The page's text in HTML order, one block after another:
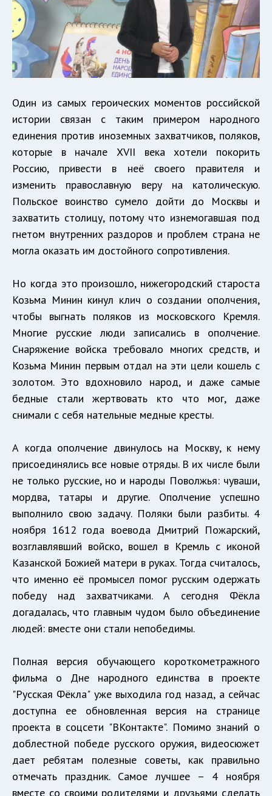
Один из самых героических моментов российской
истории связан с таким примером народного
единения против иноземных захватчиков, поляков,
которые в начале XVII века хотели покорить
Россию, привести в неё своего правителя и
изменить православную веру на католическую.
Польское воинство сумело дойти до Москвы и
захватить столицу, потому что изнемогавшая под
гнетом внутренних раздоров и проблем страна не
могла оказать им достойного сопротивления.
Но когда это произошло, нижегородский староста
Козьма Минин кинул клич о создании ополчения,
чтобы выгнать поляков из московского Кремля.
Многие русские люди записались в ополчение.
Снаряжение войска требовало многих средств, и
Козьма Минин первым отдал на эти цели кошель с
золотом. Это вдохновило народ, и даже самые
бедные стали жертвовать кто что мог, даже
снимали с себя нательные медные кресты.
А когда ополчение двинулось на Москву, к нему
присоединялись все новые отряды. В их числе были
не только русские, но и народы Поволжья: чуваши,
мордва, татары и другие. Ополчение успешно
выполнило свою задачу. Поляки были разбиты. 4
ноября 1612 года воевода Дмитрий Пожарский,
возглавлявший войско, вошел в Кремль с иконой
Казанской Божией матери в руках. Тогда считалось,
что именно её промысел помог русским одержать
победу над захватчиками. А сегодня Фёкла
догадалась, что главным чудом было объединение
людей: вместе они стали непобедимы.
Полная версия обучающего короткометражного
фильма о Дне народного единства в проекте
"Русская Фёкла" уже выходила год назад, а сейчас
доступна ее обновленная версия на странице
проекта в соцсети "ВКонтакте". Помимо знаний о
доблестной победе русского оружия, видеосюжет
дает ребятам полезные советы, как правильно
отмечать праздник. Самое лучшее – 4 ноября
вместе со своими родителями и друзьями сделать